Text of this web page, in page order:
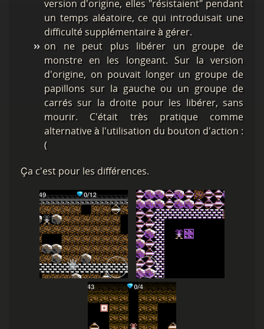
version d'origine, elles "résistaient" pendant
un temps aléatoire, ce qui introduisait une
difficulté supplémentaire à gérer.
on ne peut plus libérer un groupe de
monstre en les longeant. Sur la version
d'origine, on pouvait longer un groupe de
papillons sur la gauche ou un groupe de
carrés sur la droite pour les libérer, sans
mourir. C'était très pratique comme
alternative à l'utilisation du bouton d'action :
(
Ça c'est pour les différences.